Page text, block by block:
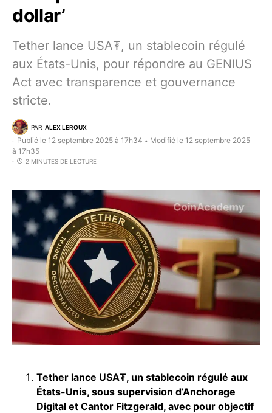
dollar’
Tether lance USA₮, un stablecoin régulé
aux États-Unis, pour répondre au GENIUS
Act avec transparence et gouvernance
stricte.
PAR ALEX LEROUX
Publié le 12 septembre 2025 à 17h34 • Modifié le 12 septembre 2025
à 17h35
2 MINUTES DE LECTURE
Tether lance USA₮, un stablecoin régulé aux
États-Unis, sous supervision d’Anchorage
Digital et Cantor Fitzgerald, avec pour objectif